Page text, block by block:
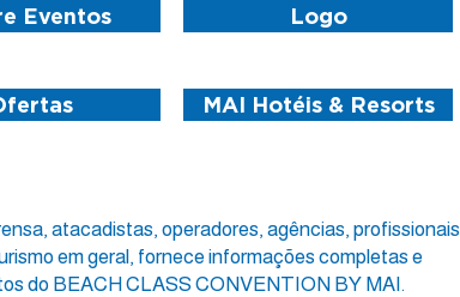
Eventos Logo
MAI Hotéis & Resorts
atacadistas, operadores, agências, profissionais
em geral, fornece informações completas e
do BEACH CLASS CONVENTION BY MAI.